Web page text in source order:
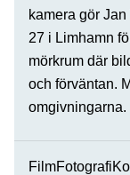
kamera gör
27 i Limhamn
mörkrum där
och förväntan.
omgivningarna.
FilmFotografi